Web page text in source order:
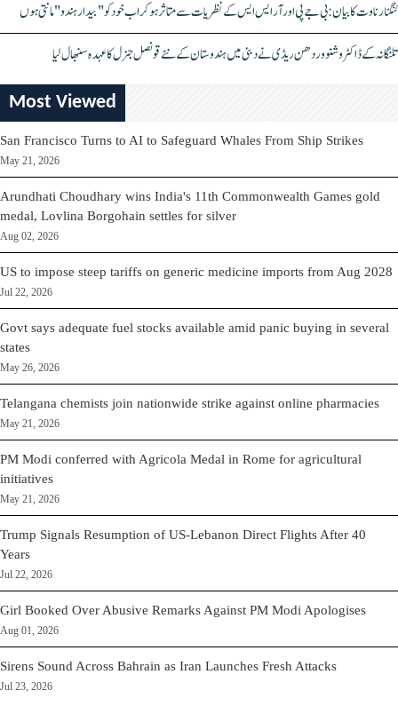
کنگنا رناوت کا بیان: بی جے پی اور آر ایس ایس کے نظریات سے متاثر ہو کر اب خود کو "بیدار ہندو" مانتی ہوں
تلنگانہ کے ڈاکٹر وشنو وردھن ریڈی نے دبئی میں ہندوستان کے نئے قونصل جنرل کا عہدہ سنبھال لیا
Most Viewed
San Francisco Turns to AI to Safeguard Whales From Ship Strikes
May 21, 2026
Arundhati Choudhary wins India's 11th Commonwealth Games gold
medal, Lovlina Borgohain settles for silver
Aug 02, 2026
US to impose steep tariffs on generic medicine imports from Aug 2028
Jul 22, 2026
Govt says adequate fuel stocks available amid panic buying in several
states
May 26, 2026
Telangana chemists join nationwide strike against online pharmacies
May 21, 2026
PM Modi conferred with Agricola Medal in Rome for agricultural
initiatives
May 21, 2026
Trump Signals Resumption of US-Lebanon Direct Flights After 40
Years
Jul 22, 2026
Girl Booked Over Abusive Remarks Against PM Modi Apologises
Aug 01, 2026
Sirens Sound Across Bahrain as Iran Launches Fresh Attacks
Jul 23, 2026